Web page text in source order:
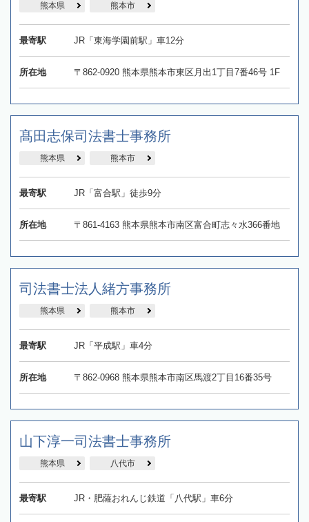
熊本県 熊本市
最寄駅 JR「東海学園前駅」車12分
所在地 〒862-0920 熊本県熊本市東区月出1丁目7番46号 1F
髙田志保司法書士事務所
熊本県 熊本市
最寄駅 JR「富合駅」徒歩9分
所在地 〒861-4163 熊本県熊本市南区富合町志々水366番地
司法書士法人緒方事務所
熊本県 熊本市
最寄駅 JR「平成駅」車4分
所在地 〒862-0968 熊本県熊本市南区馬渡2丁目16番35号
山下淳一司法書士事務所
熊本県 八代市
最寄駅 JR・肥薩おれんじ鉄道「八代駅」車6分